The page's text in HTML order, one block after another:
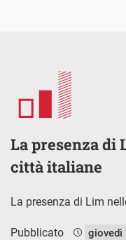
La presenza di
città italiane
La presenza di Lim
Pubblicato giovedì